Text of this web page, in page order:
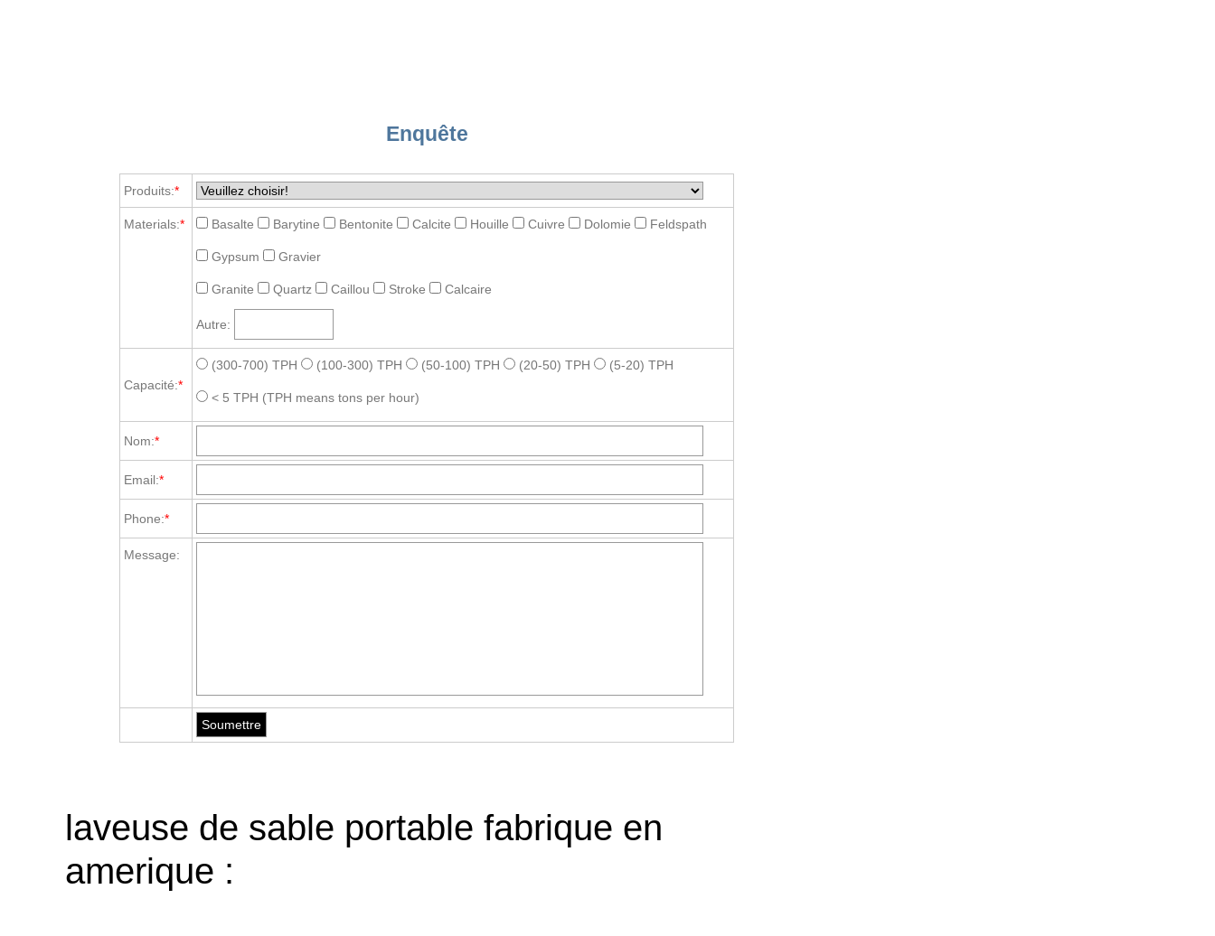
Enquête
Produits:*
Materials:* Basalte Barytine Bentonite Calcite Houille Cuivre Dolomie Feldspath
Gypsum Gravier
Granite Quartz Caillou Stroke Calcaire
Autre:
Capacité:*
(300-700) TPH (100-300) TPH (50-100) TPH (20-50) TPH (5-20) TPH
< 5 TPH (TPH means tons per hour)
Nom:*
Email:*
Phone:*
Message:
laveuse de sable portable fabrique en
amerique :